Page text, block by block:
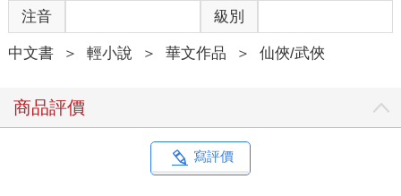
注音 級別
中文書 ＞ 輕小說 ＞ 華文作品 ＞ 仙俠/武俠
商品評價
寫評價